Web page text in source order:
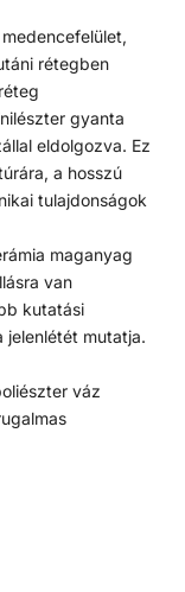
rétegben
gyanta
eldolgozva. Ez
a hosszú
tulajdonságok
maganyag
van
kutatási
jelenlétét mutatja.
váz